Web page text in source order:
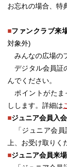
お忘れの場合、特
■ファンクラブ来
対象外)
みんなの広場の
デジタル会員証
んでください。
ポイントがたま
しします。詳細は
■ジュニア会員入
「ジュニア会員
上、お受け取りく
■ジュニア会員来